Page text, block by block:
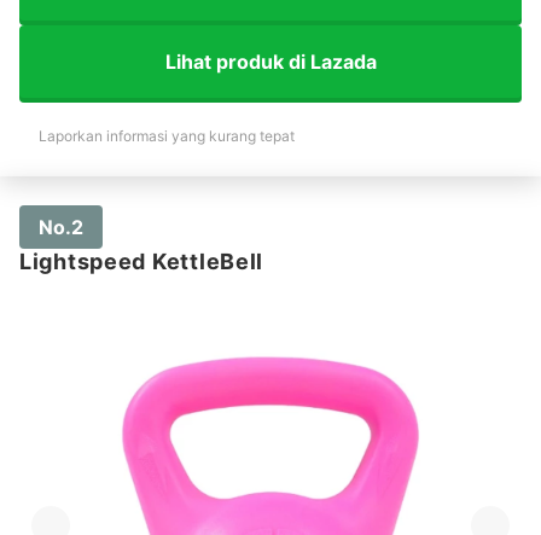
Lihat produk di Lazada
Laporkan informasi yang kurang tepat
No.2
Lightspeed KettleBell